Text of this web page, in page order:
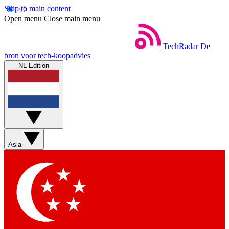
Skip to main content
Open menu Close main menu
TechRadar De
bron voor tech-koopadvies
NL Edition
Asia